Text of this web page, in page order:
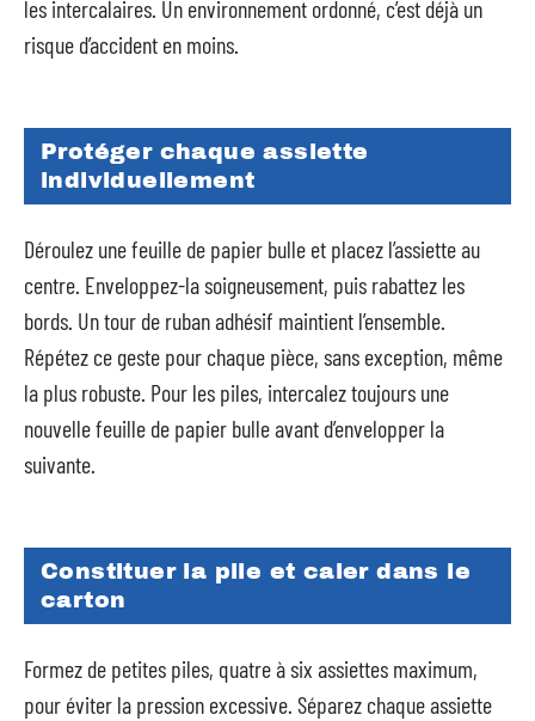
les intercalaires. Un environnement ordonné, c’est déjà un
risque d’accident en moins.
Protéger chaque assiette
individuellement
Déroulez une feuille de papier bulle et placez l’assiette au
centre. Enveloppez-la soigneusement, puis rabattez les
bords. Un tour de ruban adhésif maintient l’ensemble.
Répétez ce geste pour chaque pièce, sans exception, même
la plus robuste. Pour les piles, intercalez toujours une
nouvelle feuille de papier bulle avant d’envelopper la
suivante.
Constituer la pile et caler dans le
carton
Formez de petites piles, quatre à six assiettes maximum,
pour éviter la pression excessive. Séparez chaque assiette